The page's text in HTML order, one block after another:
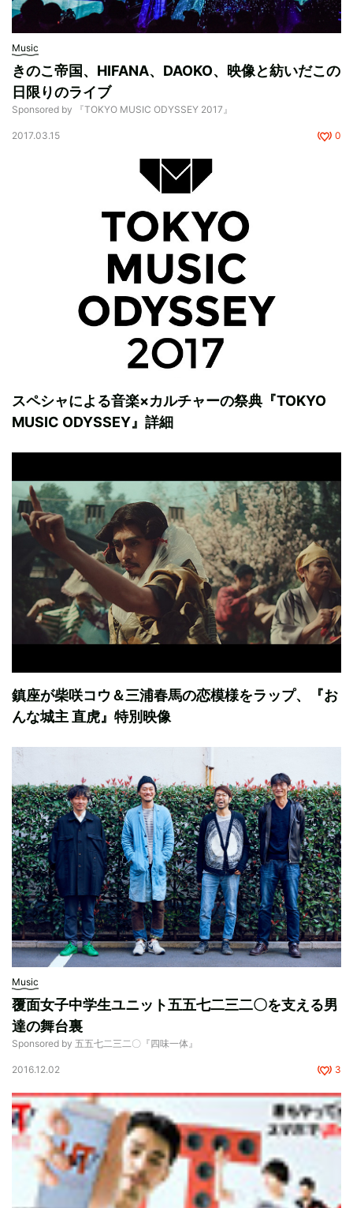
Music
きのこ帝国、HIFANA、DAOKO、映像と紡いだこの
日限りのライブ
Sponsored by 『TOKYO MUSIC ODYSSEY 2017』
2017.03.15 0
スペシャによる音楽×カルチャーの祭典『TOKYO
MUSIC ODYSSEY』詳細
鎮座が柴咲コウ＆三浦春馬の恋模様をラップ、『お
んな城主 直虎』特別映像
Music
覆面女子中学生ユニット五五七二三二〇を支える男
達の舞台裏
Sponsored by 五五七二三二〇『四味一体』
2016.12.02 3